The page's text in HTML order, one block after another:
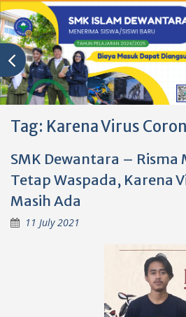
Tag: Karena Virus
SMK Dewantara – Risma
Tetap Waspada, Karena
Masih Ada
11 July 2021